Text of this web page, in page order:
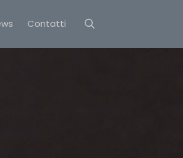
Contatti